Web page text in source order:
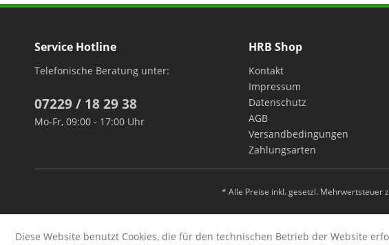
Service Hotline
Telefonische Beratung unter:
07229 / 18 29 38
Mo-Fr, 09:00 - 17:00 Uhr
HRB Shop
Kontakt
Impressum
Datenschutz
AGB
Versandbedingungen
Zahlungsarten
* Alle Preise inkl. gesetzl. Mehrwertsteuer
Diese Website benutzt Cookies, die für den technischen Betrieb der Website